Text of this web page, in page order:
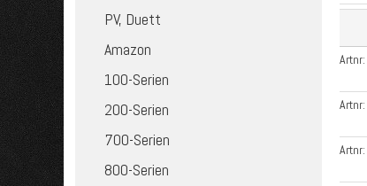
PV, Duett
Amazon
100-Serien
200-Serien
700-Serien
800-Serien
Artnr:
Artnr:
Artnr: